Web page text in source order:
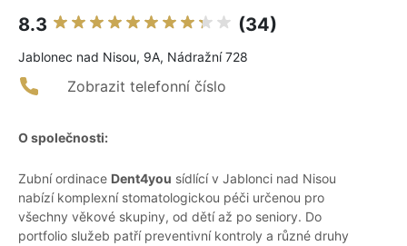
8.3 (34)
Jablonec nad Nisou, 9A, Nádražní 728
Zobrazit telefonní číslo
O společnosti:
Zubní ordinace Dent4you sídlící v Jablonci nad Nisou
nabízí komplexní stomatologickou péči určenou pro
všechny věkové skupiny, od dětí až po seniory. Do
portfolio služeb patří preventivní kontroly a různé druhy